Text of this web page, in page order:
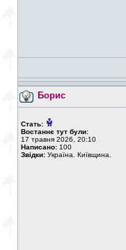
Борис
Стать:
Востаннє тут були:
17 травня 2026, 20:10
Написано: 100
Звідки: Україна. Київщина.